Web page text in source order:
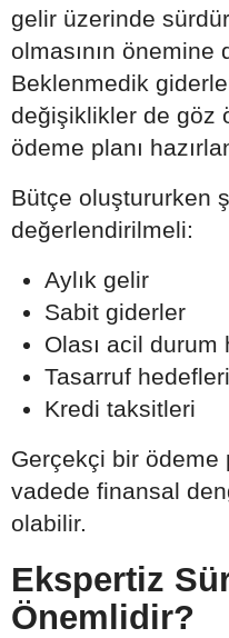
gelir üzerinde
olmasının önemine
Beklenmedik
değişiklikler de göz
ödeme planı
Bütçe oluştururken
değerlendirilmeli:
Aylık gelir
Sabit giderler
Olası acil durum
Tasarruf hedefleri
Kredi taksitleri
Gerçekçi bir ödeme
vadede finansal
olabilir.
Ekspertiz
Önemlidir?